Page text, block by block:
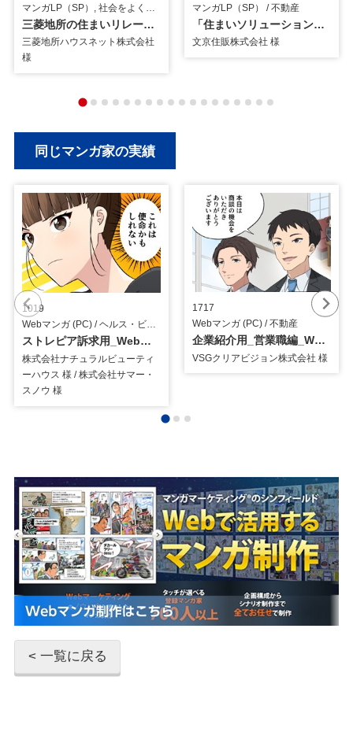
三菱地所の住まいリレー訴求用_マンガLP
三菱地所ハウスネット株式会社
様
マンガLP（SP） / 不動産
「住まいソリューション」訴求用_マンガLP（SP版）
文京住販株式会社 様
同じマンガ家の実績
1019
Webマンガ (PC) / ヘルス・ビューティー
ストレピア訴求用_Webマンガ
株式会社ナチュラルビューティ
ーハウス 様 / 株式会社サマー・
スノウ 様
1717
Webマンガ (PC) / 不動産
企業紹介用_営業職編_Webマンガ
VSGクリアビジョン株式会社 様
< 一覧に戻る